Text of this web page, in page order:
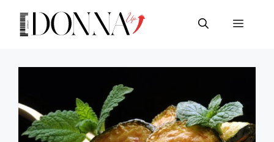
contenuto
Menu